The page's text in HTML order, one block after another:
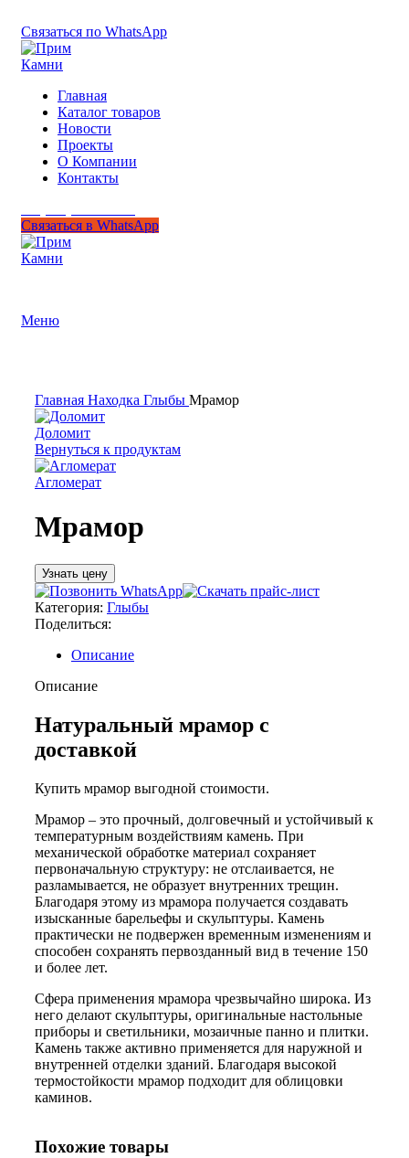
Связаться по WhatsApp
Главная
Каталог товаров
Новости
Проекты
О Компании
Контакты
Связаться в WhatsApp
Меню
Главная Находка Глыбы Мрамор
Доломит
Вернуться к продуктам
Агломерат
Мрамор
Узнать цену
Категория: Глыбы
Поделиться:
Описание
Описание
Натуральный мрамор с
доставкой
Купить мрамор выгодной стоимости.
Мрамор – это прочный, долговечный и устойчивый к
температурным воздействиям камень. При
механической обработке материал сохраняет
первоначальную структуру: не отслаивается, не
разламывается, не образует внутренних трещин.
Благодаря этому из мрамора получается создавать
изысканные барельефы и скульптуры. Камень
практически не подвержен временным изменениям и
способен сохранять первозданный вид в течение 150
и более лет.
Сфера применения мрамора чрезвычайно широка. Из
него делают скульптуры, оригинальные настольные
приборы и светильники, мозаичные панно и плитки.
Камень также активно применяется для наружной и
внутренней отделки зданий. Благодаря высокой
термостойкости мрамор подходит для облицовки
каминов.
Похожие товары